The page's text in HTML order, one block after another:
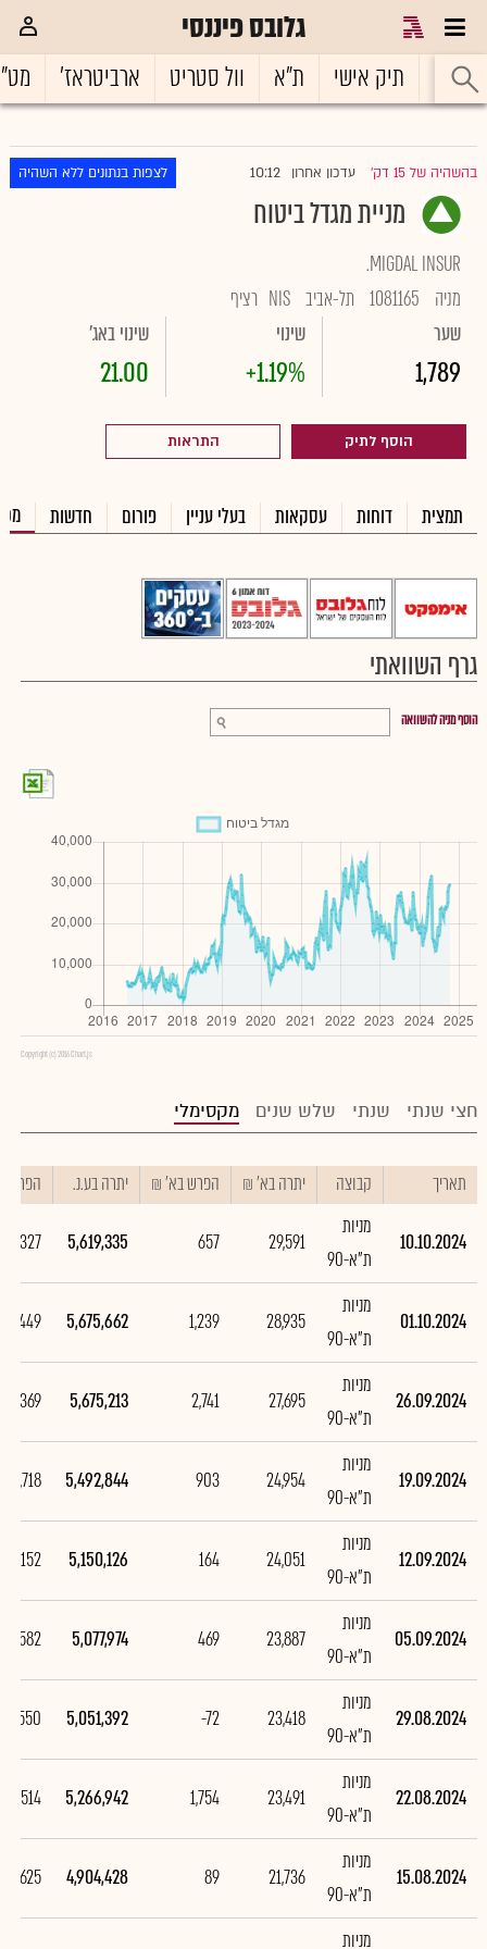
גלובס פיננסי
ראשי תיק אישי ת"א וול סטריט ארביטראז'
בהשהיה של 15 דק' עדכון אחרון 10:12 לצפות בנתונים ללא השהיה
מניית מגדל ביטוח
MIGDAL INSUR.
מניה
1081165 תל-אביב NIS רציף
שער
1,789
שינוי
+1.19%
שינוי באג'
21.00
הוסף לתיק התראות
תמצית דוחות עסקאות בעלי עניין פורום חדשות
גרף השוואתי
הוסף מניה להשוואה
Copyright (c) 2016 Chart.js
חצי שנתי שנתי שלש שנים מקסימלי
תאריך קבוצה יתרה בא' ₪ הפרש בא' ₪ יתרה בע.נ. הפרש
10.10.2024
מניות
ת"א-90
29,591
657
5,619,335
01.10.2024
מניות
ת"א-90
28,935
1,239
5,675,662
449
26.09.2024
מניות
ת"א-90
27,695
2,741
5,675,213
19.09.2024
מניות
ת"א-90
24,954
903
5,492,844
12.09.2024
מניות
ת"א-90
24,051
164
5,150,126
72,152
05.09.2024
מניות
ת"א-90
23,887
469
5,077,974
26,582
29.08.2024
מניות
ת"א-90
23,418
-72
5,051,392
22.08.2024
מניות
ת"א-90
23,491
1,754
5,266,942
15.08.2024
מניות
ת"א-90
21,736
89
4,904,428
61,625
מניות